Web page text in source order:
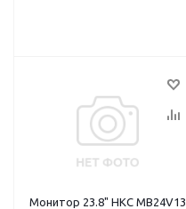
Монитор 23.8" HKC MB24V13